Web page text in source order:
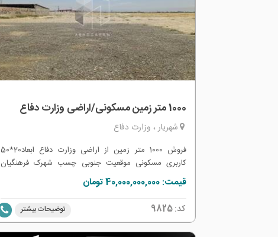
1000 متر زمین مسکونی/اراضی وزارت دفاع
شهریار ، وزارت دفاع
فروش 1000 متر زمین از اراضی وزارت دفاع ابعاد20*50
کاربری مسکونی موقعیت جنوبی چسب شهرک فرهنگیان
50% نقد الباقی تهاتر با آپارتمان سرمایه گذاری عالی فروش
فوری و ویژه
قیمت: 40,000,000,000 تومان
کد:9825 توضیحات بیشتر